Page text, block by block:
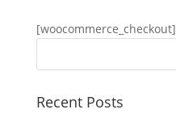
[woocommerce_checkout]
Recent Posts